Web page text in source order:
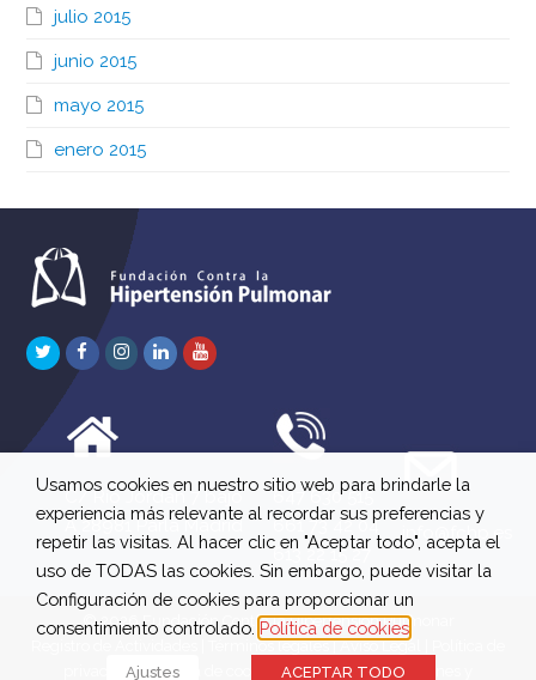
julio 2015
junio 2015
mayo 2015
enero 2015
TwitterFacebook
Instagram
LinkedInYoutube
C/ Río Jordán 7 bajo
A 28981 Parla Madrid
647 630 515
661 73 42 04
613 22 15 27
info@fchp.es
© 2026 Fundación Contra la Hipertensión Pulmonar
Términos legales|Aviso Legal
privacidad|Política de cookies |Política de devoluciones y
Usamos cookies en nuestro sitio web para brindarle la
experiencia más relevante al recordar sus preferencias y
repetir las visitas. Al hacer clic en "Aceptar todo", acepta el
uso de TODAS las cookies. Sin embargo, puede visitar la
Configuración de cookies para proporcionar un
consentimiento controlado. Política de cookies
Ajustes ACEPTAR TODO